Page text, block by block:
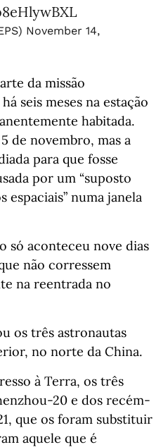
November 14,
da missão
seis meses na estação
habitada.
de novembro, mas a
para que fosse
por um “suposto
numa janela
só aconteceu nove dias
não corressem
na reentrada no
os três astronautas
no norte da China.
à Terra, os três
20 e dos recém-
que os foram substituir
aquele que é